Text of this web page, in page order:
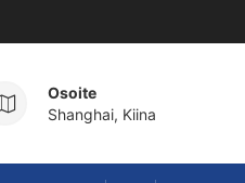
Osoite
Shanghai, Kiina